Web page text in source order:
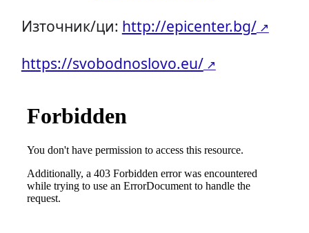
Източник/ци: http://epicenter.bg/
https://svobodnoslovo.eu/